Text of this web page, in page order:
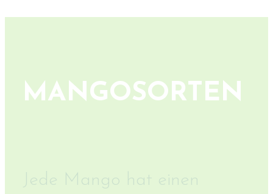
MANGOSORTEN
Jede Mango hat einen